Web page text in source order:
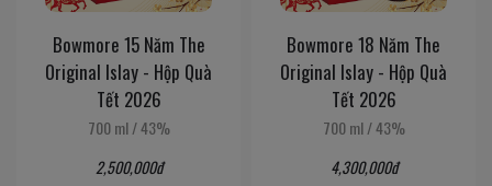
Bowmore 15 Năm The
Original Islay - Hộp Quà
Tết 2026
700 ml/43%
2,500,000đ
Bowmore 18 Năm The
Original Islay - Hộp Quà
Tết 2026
700 ml/43%
4,300,000đ